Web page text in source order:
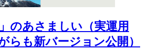
のあさましい（実運用
らも新バージョン公開）